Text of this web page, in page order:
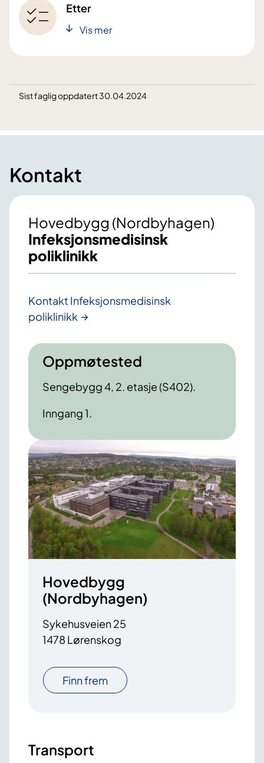
Etter
Vis mer
Sist faglig oppdatert 30.04.2024
Kontakt
Hovedbygg (Nordbyhagen)
Infeksjonsmedisinsk
poliklinikk
Kontakt Infeksjonsmedisinsk
poliklinikk
Oppmøtested
Sengebygg 4, 2. etasje (S402).
Inngang 1.
Hovedbygg
(Nordbyhagen)
Sykehusveien 25
1478 Lørenskog
Finn frem
Transport